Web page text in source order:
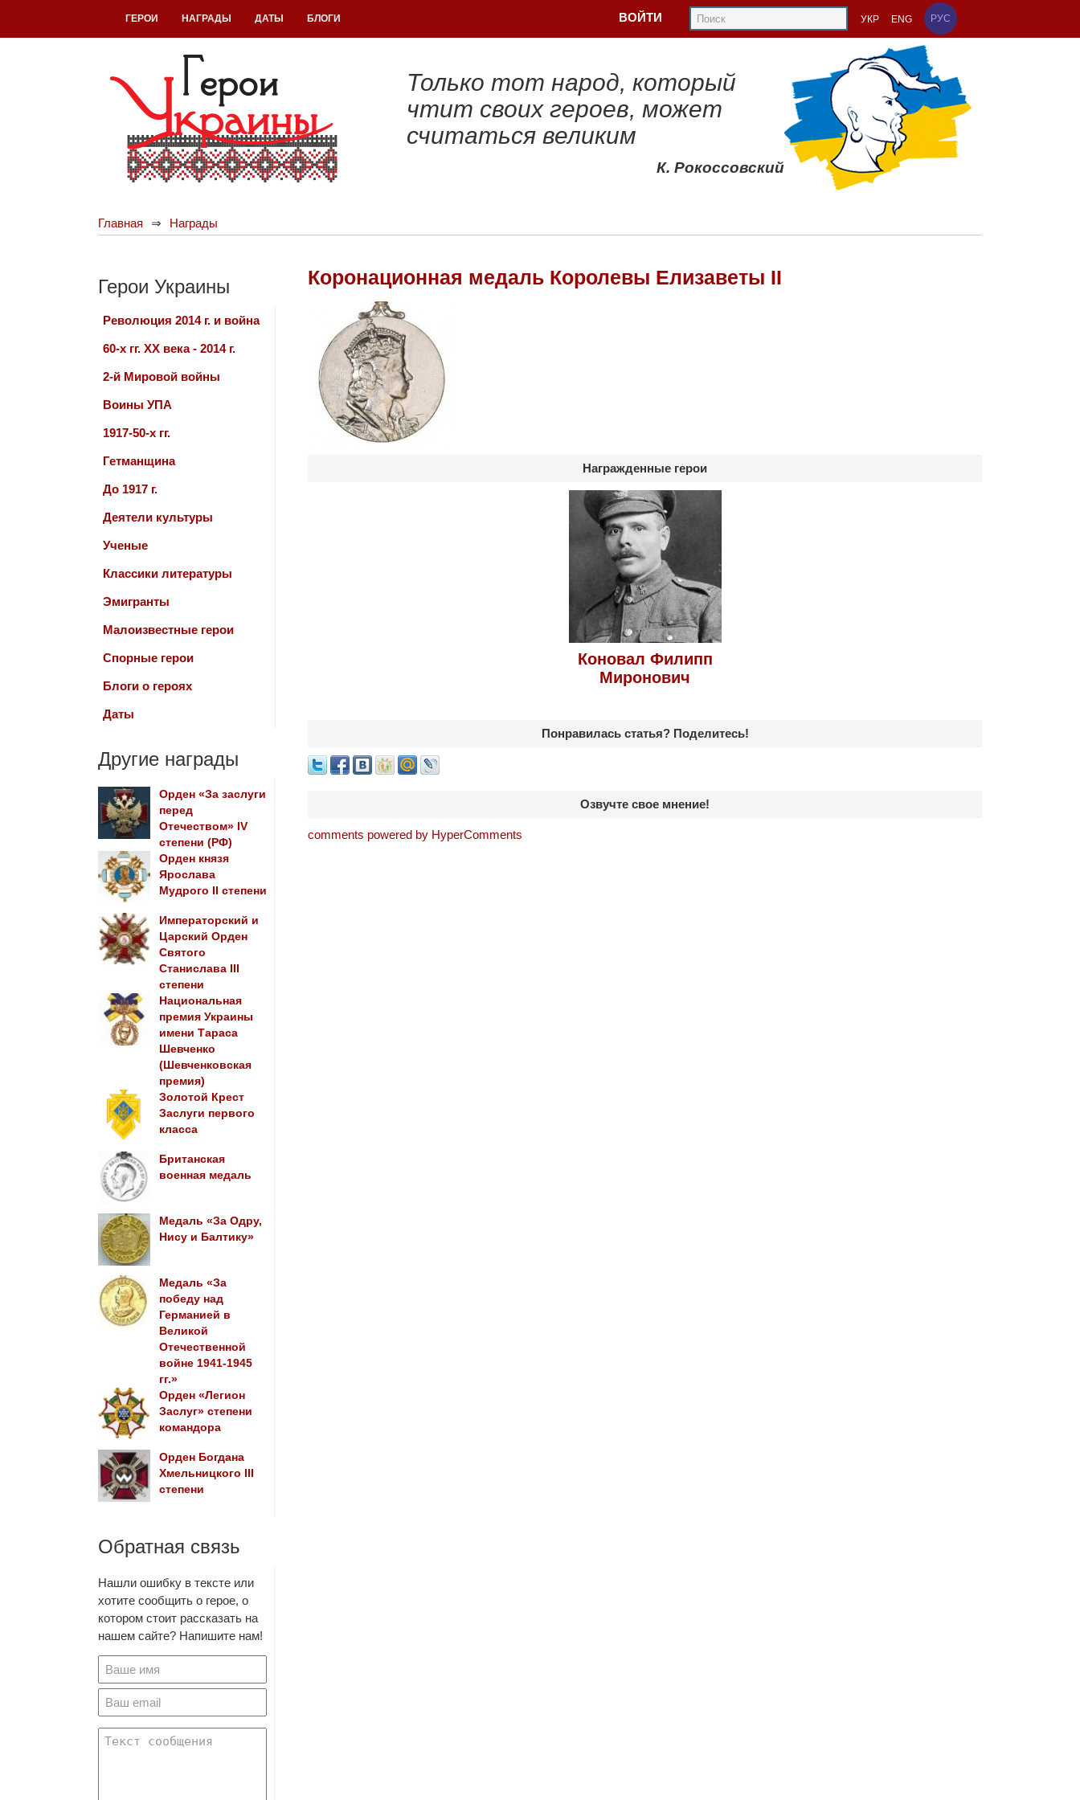
ГЕРОИ НАГРАДЫ ДАТЫ БЛОГИ ВОЙТИ УКР ENG РУС
Только тот народ, который
чтит своих героев, может
считаться великим
К. Рокоссовский
Главная Награды
Коронационная медаль Королевы Елизаветы II
Награжденные герои
Коновал Филипп
Миронович
Понравилась статья? Поделитесь!
Озвучте свое мнение!
comments powered by HyperComments
Герои Украины
Революция 2014 г. и война
60-х гг. ХХ века - 2014 г.
2-й Мировой войны
Воины УПА
1917-50-х гг.
Гетманщина
До 1917 г.
Деятели культуры
Ученые
Классики литературы
Эмигранты
Малоизвестные герои
Спорные герои
Блоги о героях
Даты
Другие награды
Орден «За заслуги
перед
Отечеством» IV
степени (РФ)
Орден князя
Ярослава
Мудрого II степени
Императорский и
Царский Орден
Святого
Станислава III
степени
Национальная
премия Украины
имени Тараса
Шевченко
(Шевченковская
премия)
Золотой Крест
Заслуги первого
класса
Британская
военная медаль
Медаль «За Одру,
Нису и Балтику»
Медаль «За
победу над
Германией в
Великой
Отечественной
войне 1941-1945
гг.»
Орден «Легион
Заслуг» степени
командора
Орден Богдана
Хмельницкого III
степени
Обратная связь
Нашли ошибку в тексте или
хотите сообщить о герое, о
котором стоит рассказать на
нашем сайте? Напишите нам!